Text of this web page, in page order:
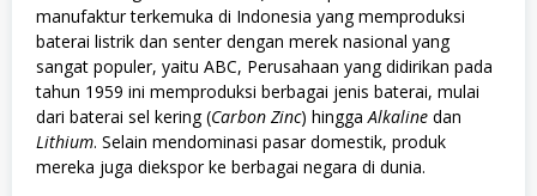
manufaktur terkemuka di Indonesia yang memproduksi
baterai listrik dan senter dengan merek nasional yang
sangat populer, yaitu ABC, Perusahaan yang didirikan pada
tahun 1959 ini memproduksi berbagai jenis baterai, mulai
dari baterai sel kering (Carbon Zinc) hingga Alkaline dan
Lithium. Selain mendominasi pasar domestik, produk
mereka juga diekspor ke berbagai negara di dunia.